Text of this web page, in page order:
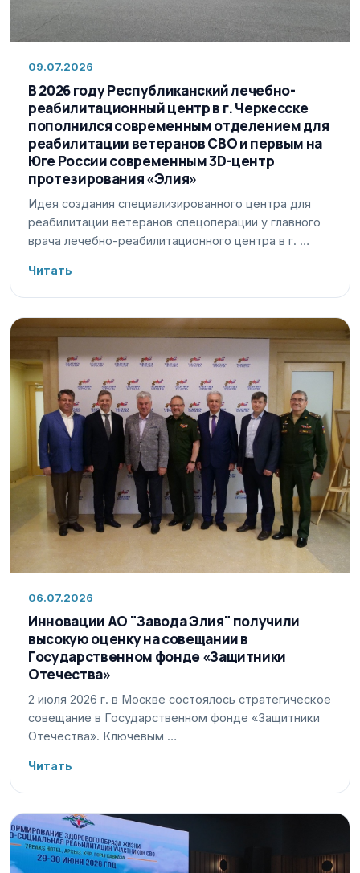
09.07.2026
В 2026 году Республиканский лечебно-
реабилитационный центр в г. Черкесске
пополнился современным отделением для
реабилитации ветеранов СВО и первым на
Юге России современным 3D-центр
протезирования «Элия»
Идея создания специализированного центра для
реабилитации ветеранов спецоперации у главного
врача лечебно-реабилитационного центра в г. …
Читать
06.07.2026
Инновации АО "Завода Элия" получили
высокую оценку на совещании в
Государственном фонде «Защитники
Отечества»
2 июля 2026 г. в Москве состоялось стратегическое
совещание в Государственном фонде «Защитники
Отечества». Ключевым …
Читать